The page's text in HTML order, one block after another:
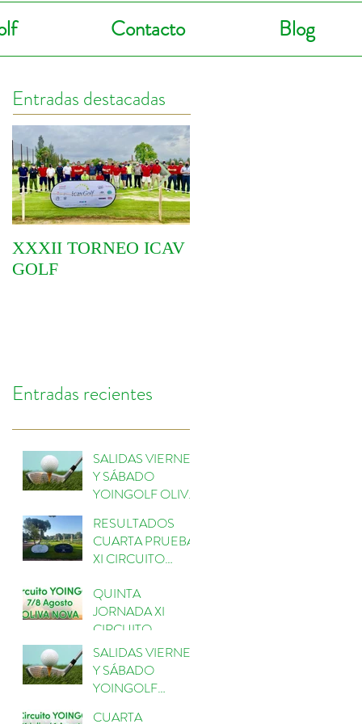
Contacto Blog
Entradas destacadas
XXXII TORNEO ICAV
GOLF
Entradas recientes
SALIDAS VIERNES
Y SÁBADO
YOINGOLF OLIVA
RESULTADOS
CUARTA PRUEBA
XI CIRCUITO
ESCORPIÓN
QUINTA
JORNADA XI
CIRCUITO
YOINGOLF 2026
EN OLIVANOVA
GOLF
SALIDAS VIERNES
Y SÁBADO
YOINGOLF
CUARTA